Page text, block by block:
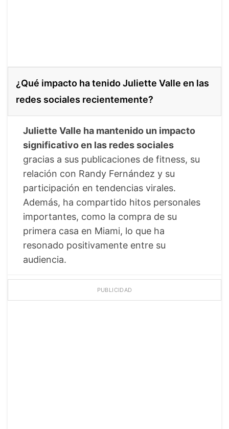
¿Qué impacto ha tenido Juliette Valle en las
redes sociales recientemente?
Juliette Valle ha mantenido un impacto
significativo en las redes sociales
gracias a sus publicaciones de fitness, su
relación con Randy Fernández y su
participación en tendencias virales.
Además, ha compartido hitos personales
importantes, como la compra de su
primera casa en Miami, lo que ha
resonado positivamente entre su
audiencia.
PUBLICIDAD